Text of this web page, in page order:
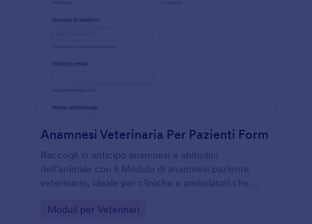
Anamnesi Veterinaria Per Pazienti Form
Raccogli in anticipo anamnesi e abitudini
dell’animale con il Modulo di anamnesi paziente
veterinario, ideale per cliniche e ambulatori che
raccolta dati con Jotform.
Go to Category:
Moduli per Veterinari